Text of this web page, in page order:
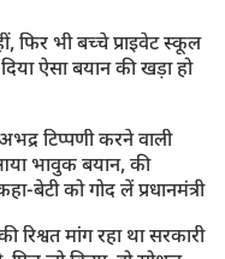
में शामिल होंगे
फिर भी बच्चे प्राइवेट स्कूल
ऐसा बयान की खड़ा हो
टिप्पणी करने वाली
भावुक बयान, की
बेटी को गोद लें प्रधानमंत्री
रिश्वत मांग रहा था सरकारी